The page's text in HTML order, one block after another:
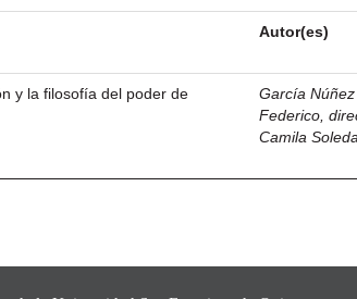
Autor(es)
y la filosofía del poder de
García
Federico,
Camila